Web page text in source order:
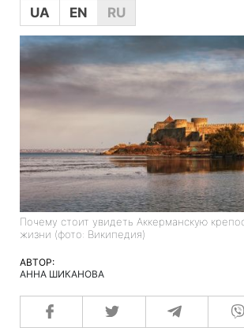
UA
EN RU
Почему стоит увидеть Аккерманскую
жизни (фото: Википедия)
АВТОР:
АННА ШИКАНОВА